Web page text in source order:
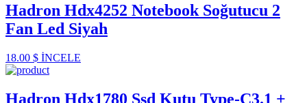
Hadron Hdx4252 Notebook Soğutucu 2
Fan Led Siyah
18.00 $ İNCELE
Hadron Hdx1780 Ssd Kutu Type-C3.1 +